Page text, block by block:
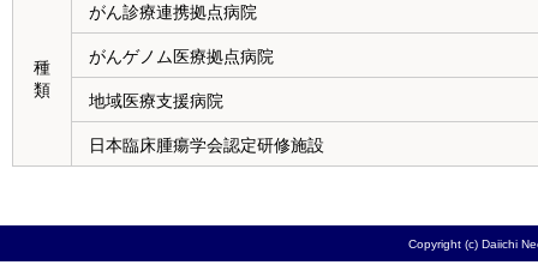
種
類
がん診療連携拠点病院
がんゲノム医療拠点病院
地域医療支援病院
日本臨床腫瘍学会認定研修施設
Copyright (c) Daiichi